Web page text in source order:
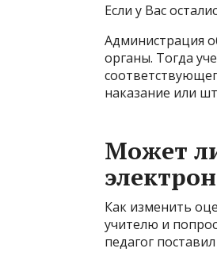
Если у Вас
Администрация
органы. Тогда
наказание или
Может
Как изменить
учителю и
педагог